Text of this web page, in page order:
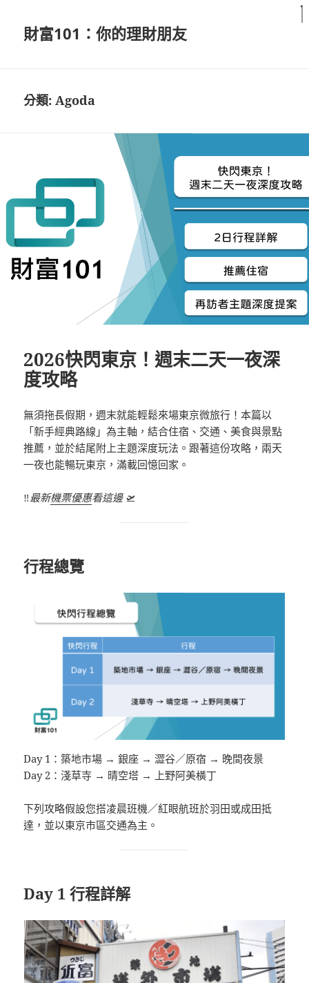
財富101：你的理財朋友
分類:Agoda
2026快閃東京！週末二天一夜深
度攻略
無須拖長假期，週末就能輕鬆來場東京微旅行！本篇以
「新手經典路線」為主軸，結合住宿、交通、美食與景點
推薦，並於結尾附上主題深度玩法。跟著這份攻略，兩天
一夜也能暢玩東京，滿載回憶回家。
‼️ 最新機票優惠看這邊🛫
行程總覽
Day 1：築地市場 → 銀座 → 澀谷／原宿 → 晚間夜景
Day 2：淺草寺 → 晴空塔 → 上野阿美橫丁
下列攻略假設您搭凌晨班機／紅眼航班於羽田或成田抵
達，並以東京市區交通為主。
Day 1 行程詳解